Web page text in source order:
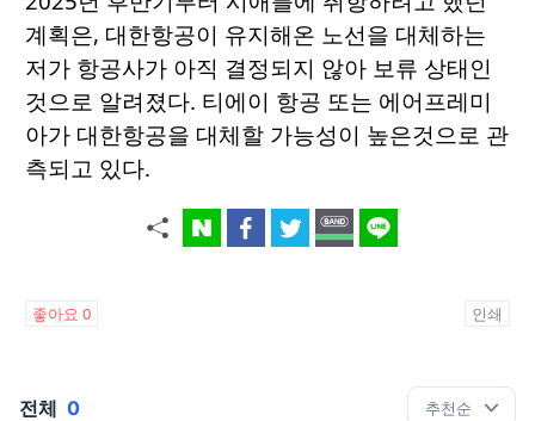
계획은, 대한항공이 유지해온 노선을 대체하는
저가 항공사가 아직 결정되지 않아 보류 상태인
것으로 알려졌다. 티에이 항공 또는 에어프레미
아가 대한항공을 대체할 가능성이 높은것으로 관
측되고 있다.
좋아요 0 인쇄
전체 0